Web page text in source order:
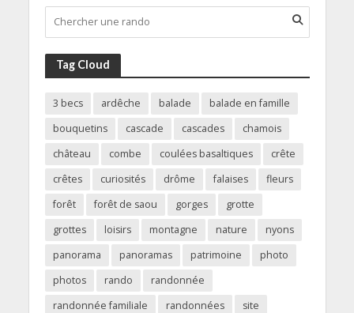
Tag Cloud
3 becs ardêche balade
balade en famille
bouquetins
cascade cascades
chamois
château
combe coulées basaltiques
crête
crêtes
curiosités drôme falaises
fleurs
forêt
forêt de saou gorges
grotte
grottes
loisirs montagne nature
nyons
panorama
panoramas patrimoine
photo
photos
rando
randonnée
randonnée familiale
randonnées
site